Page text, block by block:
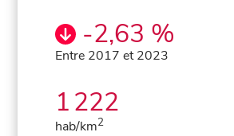
-2,63 %
Entre 2017 et 2023
1 222
hab/km2